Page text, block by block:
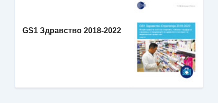
GS1 Здравство 2018-2022